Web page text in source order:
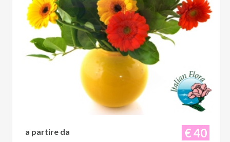
€ 40
a partire da